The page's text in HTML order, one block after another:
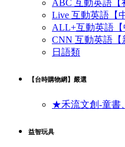
ABC 互動英語【
Live 互動英語【
ALL+互動英語【
CNN 互動英語【
日語類
【台時購物網】嚴選
★禾流文創-童書
益智玩具